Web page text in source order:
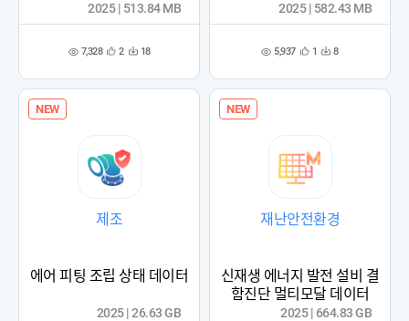
조 7,328 관
록
2 다 18
2025 | 513.84 MB
조 5,937 관
록
1 다 8
2025 | 582.43 MB
NEW
제조
에어 피팅 조립 상태 데이터
2025 | 26.63 GB
NEW
재난안전환경
신재생 에너지 발전 설비 결
함진단 멀티모달 데이터
2025 | 664.83 GB